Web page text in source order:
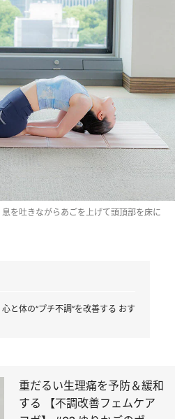
を吐きながらあごを上げて頭頂部を床に
と体の“プチ不調”を改善する おす
重だるい生理痛を予防＆緩和
する 【不調改善フェムケア